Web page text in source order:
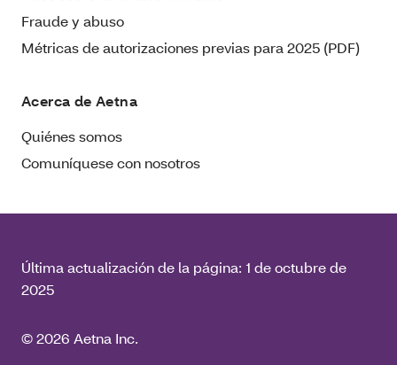
Fraude y abuso
Métricas de autorizaciones previas para 2025 (PDF)
Acerca de Aetna
Quiénes somos
Comuníquese con nosotros
Última actualización de la página: 1 de octubre de
2025
© 2026 Aetna Inc.